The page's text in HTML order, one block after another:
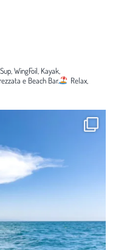
WingFoil, Kayak,
e Beach Bar.
Relax,